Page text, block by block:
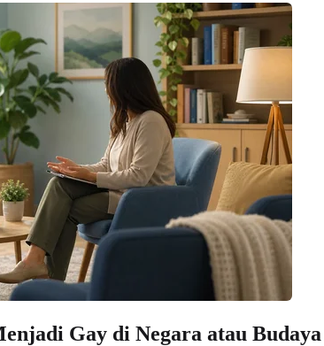
Gay di Negara atau Budaya